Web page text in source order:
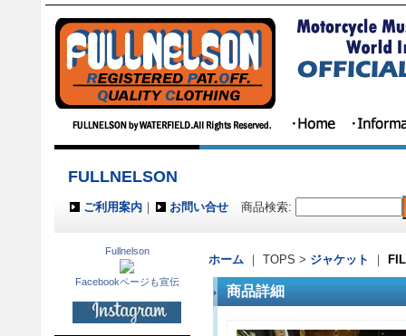
FULLNELSON
ご利用案内 ｜ お問い合せ 商品検索:
Fullnelson
Facebookページも宣伝
ホーム ｜ TOPS > ジャケット ｜
商品詳細